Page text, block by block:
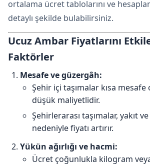
ortalama ücret tablolarını ve
detaylı şekilde bulabilirsiniz.
Ucuz Ambar Fiyatlarını
Faktörler
Mesafe ve güzergâh:
Şehir içi taşımalar kısa
düşük maliyetlidir.
Şehirlerarası taşımalar, yakıt
nedeniyle fiyatı artırır.
Yükün ağırlığı ve hacmi:
Ücret çoğunlukla kilogram